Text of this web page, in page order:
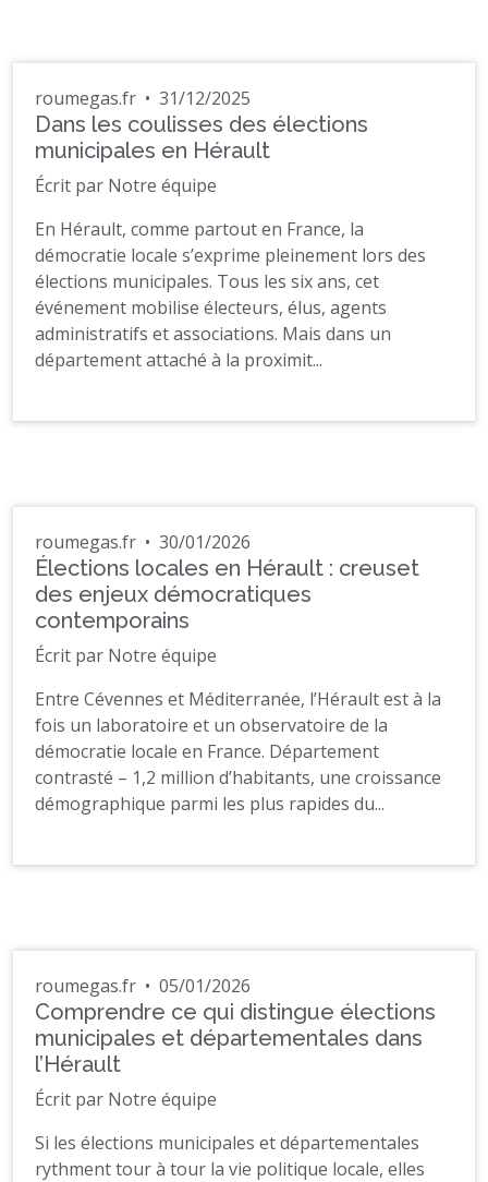
roumegas.fr • 31/12/2025
Dans les coulisses des élections
municipales en Hérault
Écrit par Notre équipe
En Hérault, comme partout en France, la
démocratie locale s’exprime pleinement lors des
élections municipales. Tous les six ans, cet
événement mobilise électeurs, élus, agents
administratifs et associations. Mais dans un
département attaché à la proximit...
roumegas.fr • 30/01/2026
Élections locales en Hérault : creuset
des enjeux démocratiques
contemporains
Écrit par Notre équipe
Entre Cévennes et Méditerranée, l’Hérault est à la
fois un laboratoire et un observatoire de la
démocratie locale en France. Département
contrasté – 1,2 million d’habitants, une croissance
démographique parmi les plus rapides du...
roumegas.fr • 05/01/2026
Comprendre ce qui distingue élections
municipales et départementales dans
l’Hérault
Écrit par Notre équipe
Si les élections municipales et départementales
rythment tour à tour la vie politique locale, elles